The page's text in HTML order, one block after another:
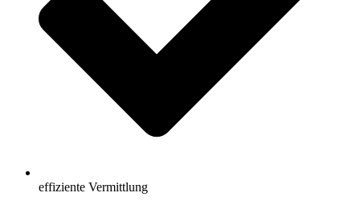
effiziente Vermittlung